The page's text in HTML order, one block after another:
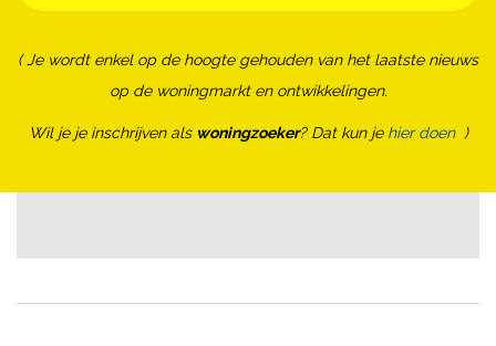
( Je wordt enkel op de hoogte gehouden van het laatste nieuws
op de woningmarkt en ontwikkelingen.
Wil je je inschrijven als woningzoeker? Dat kun je hier doen )